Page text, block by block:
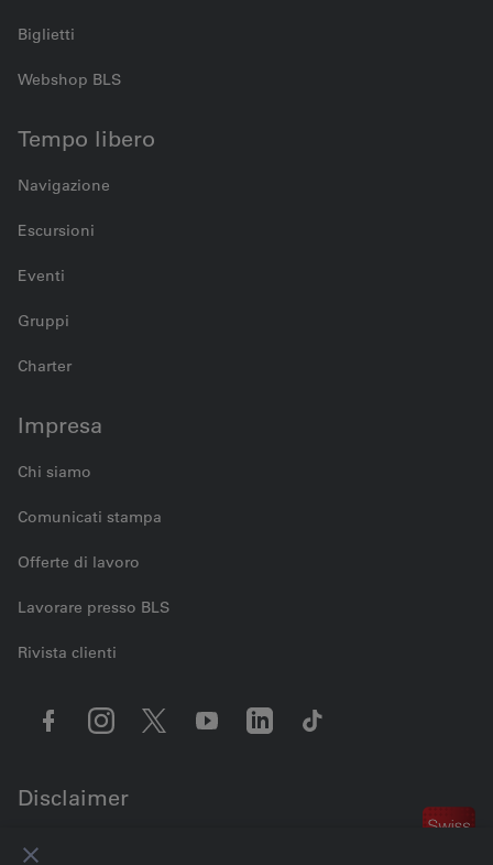
Biglietti
Webshop BLS
Tempo libero
Navigazione
Escursioni
Eventi
Gruppi
Charter
Impresa
Chi siamo
Comunicati stampa
Offerte di lavoro
Lavorare presso BLS
Rivista clienti
Disclaimer
Note legali